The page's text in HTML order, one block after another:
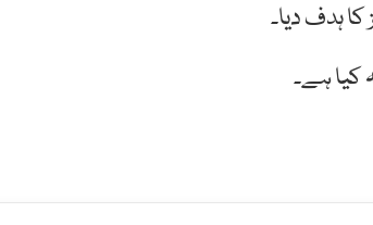
کیا ہے۔